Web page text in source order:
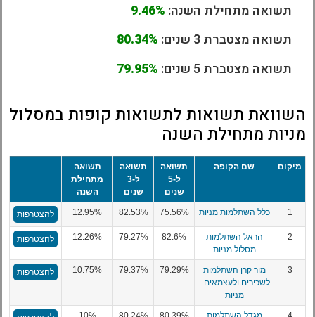
תשואה מתחילת השנה: 9.46%
תשואה מצטברת 3 שנים:
80.34%
תשואה מצטברת 5 שנים:
79.95%
השוואת תשואות לתשואות קופות במסלול
מניות מתחילת השנה
מיקום שם הקופה
תשואה
ל-5
שנים
תשואה
ל-3
שנים
תשואה
מתחילת
השנה
1 כלל השתלמות מניות 75.56%
82.53%
12.95% להצטרפות
2
הראל השתלמות
מסלול מניות
82.6%
79.27%
12.26% להצטרפות
3
מור קרן השתלמות
לשכירים ולעצמאים -
מניות
79.29%
79.37%
10.75% להצטרפות